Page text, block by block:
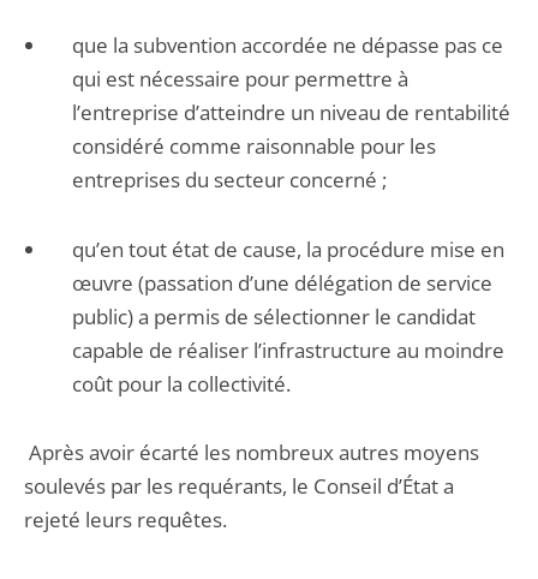
que la subvention accordée ne dépasse pas ce
qui est nécessaire pour permettre à
l’entreprise d’atteindre un niveau de rentabilité
considéré comme raisonnable pour les
entreprises du secteur concerné ;
qu’en tout état de cause, la procédure mise en
œuvre (passation d’une délégation de service
public) a permis de sélectionner le candidat
capable de réaliser l’infrastructure au moindre
coût pour la collectivité.
Après avoir écarté les nombreux autres moyens
soulevés par les requérants, le Conseil d’État a
rejeté leurs requêtes.